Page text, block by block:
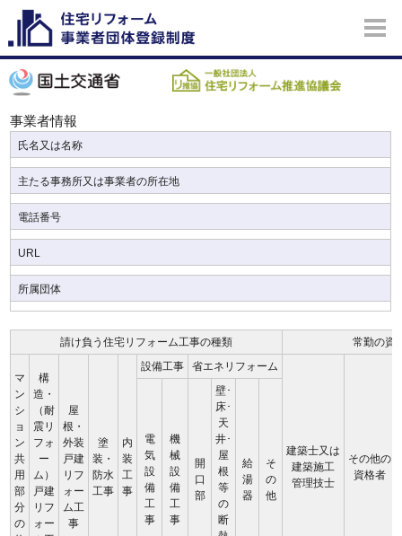
事業者情報
氏名又は名称
主たる事務所又は事業者の所在地
電話番号
URL
所属団体
請け負う住宅リフォーム工事の種類 常勤の資
マ
ン
シ
ョ
ン
共
用
部
分
の
構
造・
（耐
震リ
フォ
ー
ム）
戸建
リフ
ォー
屋
根・
外装
戸建
リフ
ォー
ム工
事
塗
装・
防水
工事
内
装
工
事
設備工事 省エネリフォーム
建築士又は
建築施工
管理技士
その他の
資格者
電
気
設
備
工
事
機
械
設
備
工
事
開
口
部
壁･
床･
天
井･
屋
根
等
の
断
給
湯
器
そ
の
他